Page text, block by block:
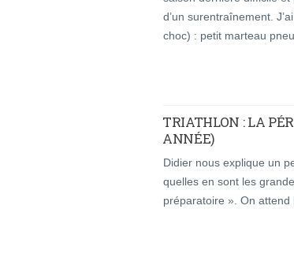
d’un surentraînement.
choc) : petit marteau
TRIATHLON : LA
ANNÉE)
Didier nous explique un
quelles en sont les
préparatoire ». On